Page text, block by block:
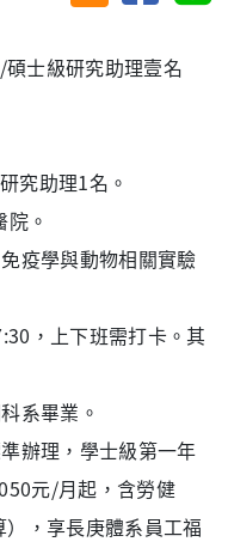
士級研究助理壹名
究助理1名。
。
疫學與動物相關實驗
，上下班需打卡。其
系畢業。
辦理，學士級第一年
元/月起，含勞健
，享長庚體系員工福